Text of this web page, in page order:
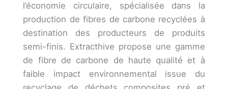
l’économie circulaire, spécialisée dans la
production de fibres de carbone recyclées à
destination des producteurs de produits
semi-finis. Extracthive propose une gamme
de fibre de carbone de haute qualité et à
faible impact environnemental issue du